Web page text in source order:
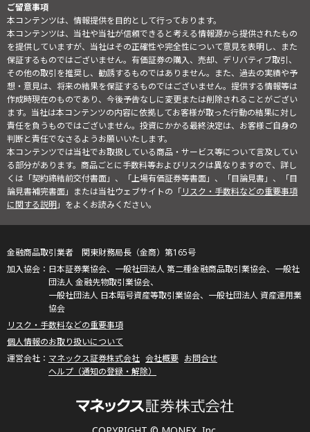
ご留意事項
本コンテンツは、情報提供を目的として行っております。
本コンテンツは、当社や当社が信頼できると考える情報源から提供されたもの
を提供していますが、当社はその正確性や完全性について意見を表明し、また
保証するものではございません。有価証券の購入、売却、デリバティブ取引、
その他の取引を推奨し、勧誘するものではありません。また、過去の実績や予
想・意見は、将来の結果を保証するものではございません。提供する情報等は
作成時現在のものであり、今後予告なしに変更または削除されることがござい
ます。当社は本コンテンツの内容に依拠してお客様が取った行動の結果に対し
責任を負うものではございません。投資にかかる最終決定は、お客様ご自身の
判断と責任でなさるようお願いいたします。
本コンテンツでは当社でお取扱している商品・サービス等について言及してい
る部分があります。商品ごとに手数料等およびリスクは異なりますので、詳し
くは「契約締結前交付書面」、「上場有価証券等書面」、「目論見書」、「目
論見書補完書面」または当社ウェブサイトの「リスク・手数料などの重要事項
に関する説明」をよくお読みください。
金融商品取引業者 関東財務局長（金商）第165号
日本証券業協会、一般社団法人 第二種金融商品取引業協会、一般社
団法人 金融先物取引業協会、
一般社団法人 日本暗号資産等取引業協会、一般社団法人 資産運用業
協会
リスク・手数料などの重要事項
個人情報のお取り扱いについて
マネックス証券株式会社 会社概要 お問合せ
ヘルプ（通知の登録・解除）